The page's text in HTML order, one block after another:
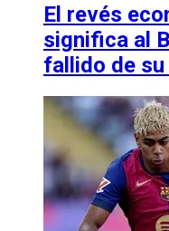
El revés
significa al
fallido de